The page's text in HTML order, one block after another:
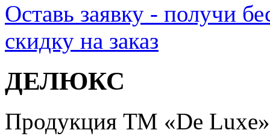
Оставь заявку - получи
скидку на заказ
ДЕЛЮКС
Продукция ТМ «De